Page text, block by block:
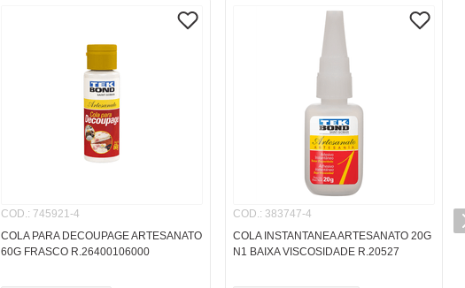
COD.: 745921-4
COLA PARA DECOUPAGE ARTESANATO
60G FRASCO R.26400106000
COD.: 383747-4
COLA INSTANTANEA ARTESANATO 20G
N1 BAIXA VISCOSIDADE R.20527